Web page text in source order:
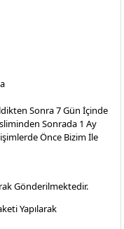
Sonra 7 Gün İçinde
Sonrada 1 Ay
Önce Bizim İle
Gönderilmektedir.
Yapılarak